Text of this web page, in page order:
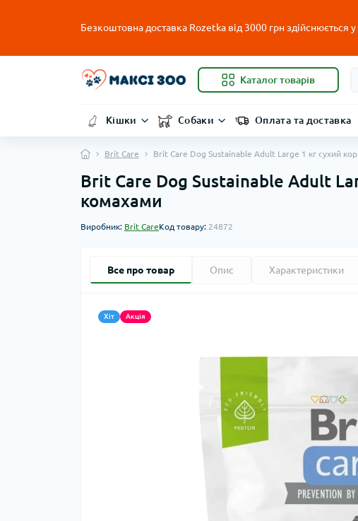
Безкоштовна доставка Rozetka від 3000 грн здійснюється
Каталог товарів
Кішки Собаки Оплата та доставка
Brit Care Brit Care Dog Sustainable Adult Large 1 кг сухий
Brit Care Dog Sustainable Adult
комахами
Виробник: Brit CareКод товару: 24872
Все про товар Опис Характеристики
Хіт Акція